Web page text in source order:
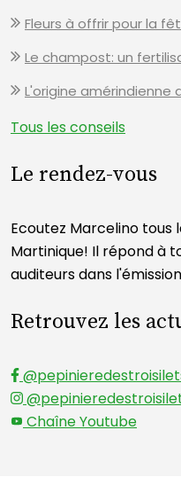
Fleurs à offrir pour la
Le champost: un
L'origine amérindienne
Tous les conseils
Le rendez-vous
Ecoutez Marcelino tous
Martinique! Il répond à
auditeurs dans l'émission
Retrouvez les
Chaîne Youtube